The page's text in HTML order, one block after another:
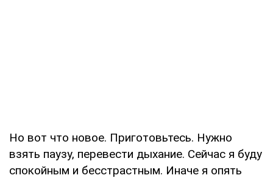
Но вот что новое. Приготовьтесь. Нужно
взять паузу, перевести дыхание. Сейчас я буду
спокойным и бесстрастным. Иначе я опять